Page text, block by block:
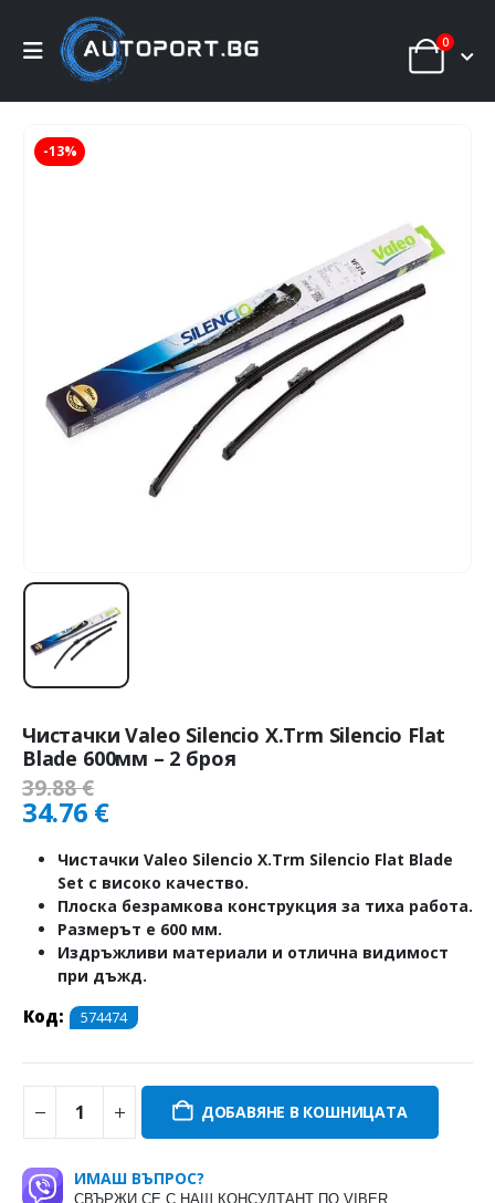
0
-13%
Чистачки Valeo Silencio X.Trm Silencio Flat
Blade 600мм – 2 броя
39.88€
34.76 €
Чистачки Valeo Silencio X.Trm Silencio Flat Blade
Set с високо качество.
Плоска безрамкова конструкция за тиха работа.
Размерът е 600 мм.
Издръжливи материали и отлична видимост
при дъжд.
Код: 574474
ДОБАВЯНЕ В КОШНИЦАТА
ИМАШ ВЪПРОС?
СВЪРЖИ СЕ С НАШ КОНСУЛТАНТ ПО VIBER.